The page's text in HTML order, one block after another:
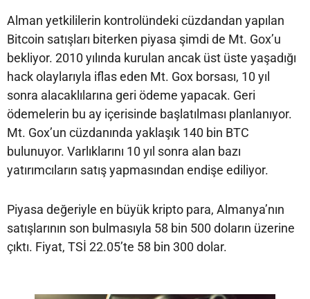
Alman yetkililerin kontrolündeki cüzdandan yapılan
Bitcoin satışları biterken piyasa şimdi de Mt. Gox’u
bekliyor. 2010 yılında kurulan ancak üst üste yaşadığı
hack olaylarıyla iflas eden Mt. Gox borsası, 10 yıl
sonra alacaklılarına geri ödeme yapacak. Geri
ödemelerin bu ay içerisinde başlatılması planlanıyor.
Mt. Gox’un cüzdanında yaklaşık 140 bin BTC
bulunuyor. Varlıklarını 10 yıl sonra alan bazı
yatırımcıların satış yapmasından endişe ediliyor.
Piyasa değeriyle en büyük kripto para, Almanya’nın
satışlarının son bulmasıyla 58 bin 500 doların üzerine
çıktı. Fiyat, TSİ 22.05’te 58 bin 300 dolar.